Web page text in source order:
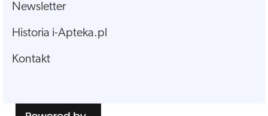
Newsletter
Historia i-Apteka.pl
Kontakt